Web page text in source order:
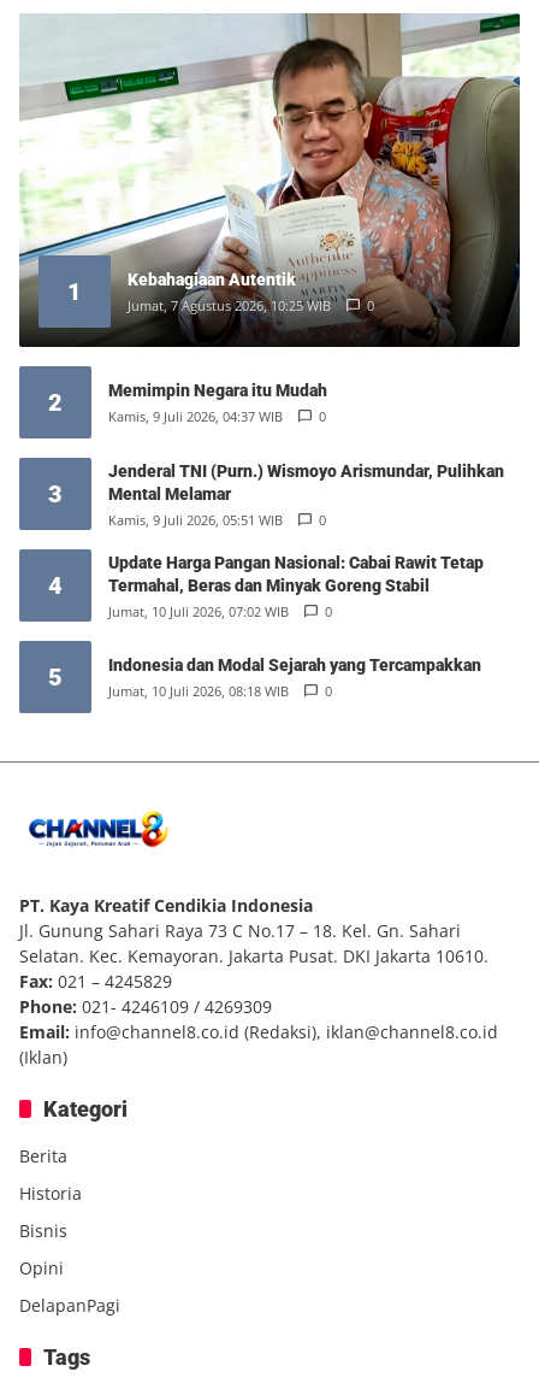
1 Kebahagiaan Autentik
Jumat, 7 Agustus 2026, 10:25 WIB 0
2 Memimpin Negara itu Mudah
Kamis, 9 Juli 2026, 04:37 WIB 0
3
Jenderal TNI (Purn.) Wismoyo Arismundar, Pulihkan
Mental Melamar
Kamis, 9 Juli 2026, 05:51 WIB 0
4
Update Harga Pangan Nasional: Cabai Rawit Tetap
Termahal, Beras dan Minyak Goreng Stabil
Jumat, 10 Juli 2026, 07:02 WIB 0
5 Indonesia dan Modal Sejarah yang Tercampakkan
Jumat, 10 Juli 2026, 08:18 WIB 0
PT. Kaya Kreatif Cendikia Indonesia
Jl. Gunung Sahari Raya 73 C No.17 – 18. Kel. Gn. Sahari
Selatan. Kec. Kemayoran. Jakarta Pusat. DKI Jakarta 10610.
Fax: 021 – 4245829
Phone: 021- 4246109 / 4269309
Email: info@channel8.co.id (Redaksi), iklan@channel8.co.id
(Iklan)
Kategori
Berita
Historia
Bisnis
Opini
DelapanPagi
Tags